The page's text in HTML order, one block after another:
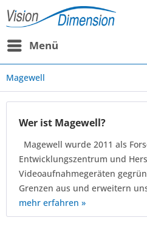
Menü
Magewell
Wer ist Magewell?
Magewell wurde 2011 als
Entwicklungszentrum und
Videoaufnahmegeräten
Grenzen aus und erweitern
mehr erfahren »